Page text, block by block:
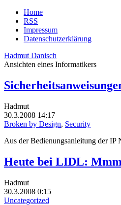
Home
RSS
Impressum
Datenschutzerklärung
Hadmut Danisch
Ansichten eines Informatikers
Hadmut
30.3.2008 14:17
Broken by Design, Security
Aus der Bedienungsanleitung der
Heute bei LIDL:
Hadmut
30.3.2008 0:15
Uncategorized